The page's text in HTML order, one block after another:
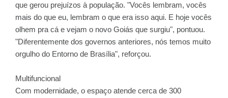
que gerou prejuízos à população. "Vocês lembram, vocês
mais do que eu, lembram o que era isso aqui. E hoje vocês
olhem pra cá e vejam o novo Goiás que surgiu", pontuou.
"Diferentemente dos governos anteriores, nós temos muito
orgulho do Entorno de Brasília", reforçou.
Multifuncional
Com modernidade, o espaço atende cerca de 300